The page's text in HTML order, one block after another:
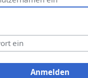
Anmelden